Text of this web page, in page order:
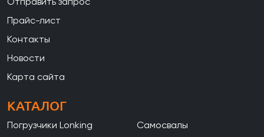
Прайс-лист
Контакты
Новости
Карта сайта
КАТАЛОГ
Погрузчики Lonking
Самосвалы